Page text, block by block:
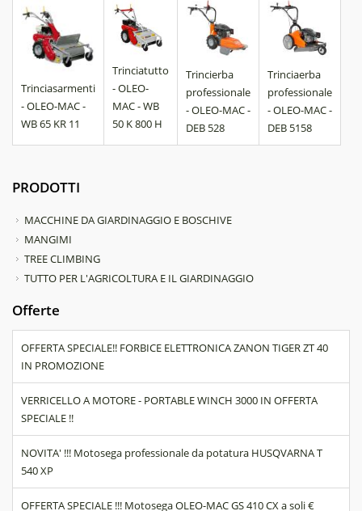
Trinciasarmenti
- OLEO-MAC -
WB 65 KR 11
Trinciatutto
- OLEO-
MAC - WB
50 K 800 H
Trincierba
professionale
- OLEO-MAC -
DEB 528
Trinciaerba
professionale
- OLEO-MAC -
DEB 5158
PRODOTTI
MACCHINE DA GIARDINAGGIO E BOSCHIVE
MANGIMI
TREE CLIMBING
TUTTO PER L'AGRICOLTURA E IL GIARDINAGGIO
Offerte
OFFERTA SPECIALE!! FORBICE ELETTRONICA ZANON TIGER ZT 40
IN PROMOZIONE
VERRICELLO A MOTORE - PORTABLE WINCH 3000 IN OFFERTA
SPECIALE !!
NOVITA' !!! Motosega professionale da potatura HUSQVARNA T
540 XP
OFFERTA SPECIALE !!! Motosega OLEO-MAC GS 410 CX a soli €